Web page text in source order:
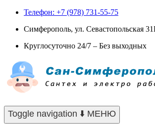
Телефон: +7 (978) 731-55-75
Симферополь, ул. Севастопольская
Круглосуточно 24/7 – Без выходных
Toggle navigation ⬇️ МЕНЮ